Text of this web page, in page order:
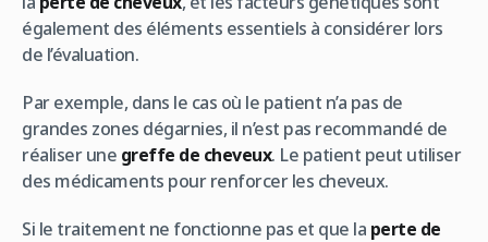
également des éléments essentiels à considérer lors
de l’évaluation.
Par exemple, dans le cas où le patient n’a pas de
grandes zones dégarnies, il n’est pas recommandé de
réaliser une greffe de cheveux. Le patient peut utiliser
des médicaments pour renforcer les cheveux.
Si le traitement ne fonctionne pas et que la perte de